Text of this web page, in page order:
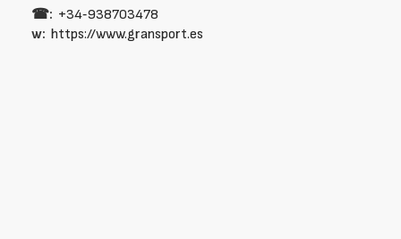
☎: +34‑938703478
w: https://www.gransport.es